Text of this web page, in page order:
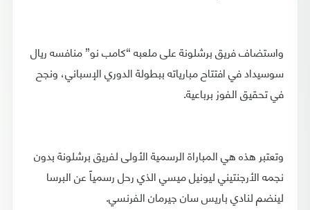
واستضاف فريق برشلونة على ملعبه “كامب نو” منافسه ريال
سوسيداد في افتتاح مبارياته ببطولة الدوري الإسباني، ونجح
في تحقيق الفوز برباعية.
وتعتبر هذه هي المباراة الرسمية الأولى لفريق برشلونة بدون
نجمه الأرجنتيني ليونيل ميسي الذي رحل رسمياً عن البرسا
لينضم لنادي باريس سان جيرمان الفرنسي.